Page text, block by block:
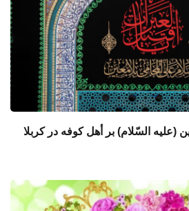
السّلام) بر أهل كوفه در كربلا